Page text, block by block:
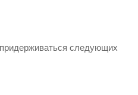
следующих